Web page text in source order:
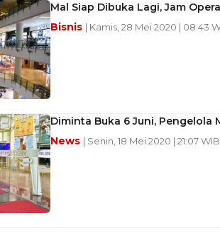
Mal Siap Dibuka Lagi, Jam
Bisnis | Kamis, 28 Mei 2020 | 08:43
Diminta Buka 6 Juni, Pengelola
News | Senin, 18 Mei 2020 | 21:07 WIB